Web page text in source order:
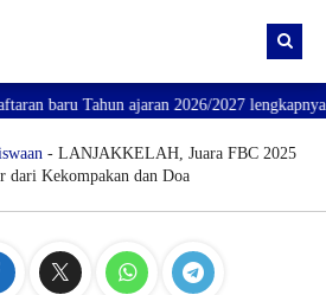
Tahun ajaran 2026/2027 lengkapnya website
- LANJAKKELAH, Juara FBC 2025
dari Kekompakan dan Doa